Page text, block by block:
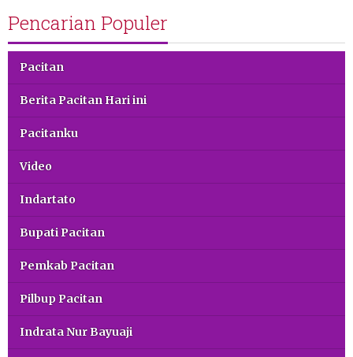
Pencarian Populer
Pacitan
Berita Pacitan Hari ini
Pacitanku
Video
Indartato
Bupati Pacitan
Pemkab Pacitan
Pilbup Pacitan
Indrata Nur Bayuaji